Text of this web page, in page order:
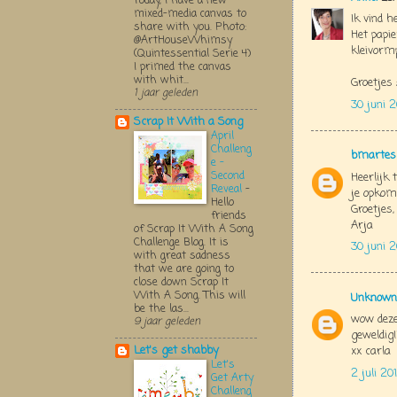
Ik vind
Het
Groetjes
30 juni
bmartes
Heerlijk
je
Groetjes,
Arja
30 juni
Unknown
wow
xx carla
2 juli
mixed-media canvas to
share with you. Photo:
@ArtHouseWhimsy
(Quintessential Serie 4)
I primed the canvas
with whit...
1 jaar geleden
Scrap It With a Song
April
Challeng
e -
Second
Reveal -
Hello
friends
of Scrap It With A Song
Challenge Blog. It is
with great sadness
that we are going to
close down Scrap It
With A Song. This will
be the las...
9 jaar geleden
Let's get shabby
Let's
Get Arty
Challeng